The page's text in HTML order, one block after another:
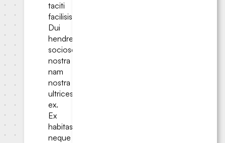
taciti
facilisis?
Dui
hendrerit
sociosqu
nostra
nam
nostra
ultrices
ex.
Ex
habitasse
neque